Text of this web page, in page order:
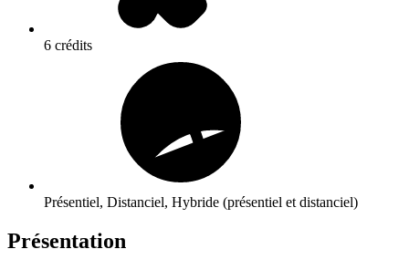
6 crédits
Présentiel, Distanciel, Hybride (présentiel et distanciel)
Présentation